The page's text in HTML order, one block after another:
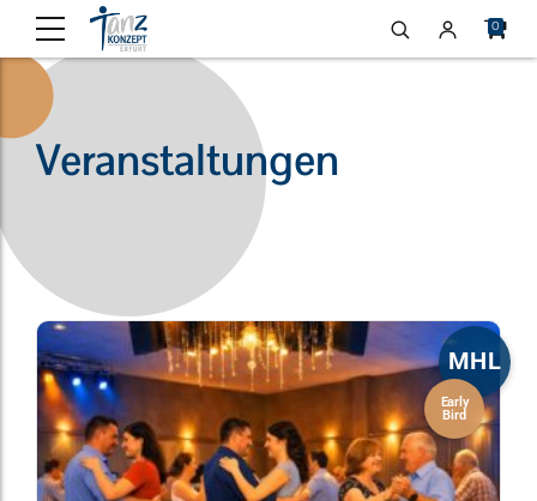
0
Veranstaltungen
MHL
Early
Bird